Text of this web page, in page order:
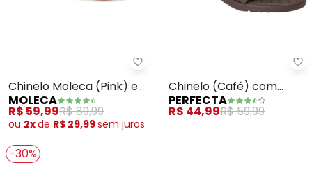
Moleca - Chinelo Moleca
Chinelo Moleca (Pink) em
Sintético
MOLECA
R$ 59,99R$ 89,99
ou 2xde R$ 29,99sem juros
Chinelo (Café) com
Adereço no Cabedal
PERFECTA
R$ 44,99R$ 59,99
-30%